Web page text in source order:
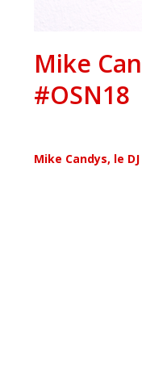
Mike
#OSN18
Mike Candys, le